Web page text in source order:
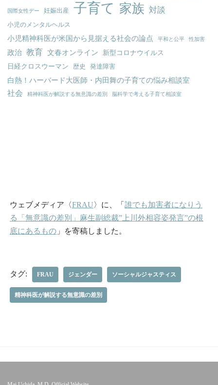
国際女性デー 妊娠出産 子育て 家族 対談
小児のメンタルヘルス
小児精神科医が米国から見据える社会の論点 平和と公平 性加害
政治 教育 文春オンライン
新型コロナウイルス
日経クロスウーマン
歴史 発達障害
白熱！ハーバード大医師・内田舞の子育ての悩み相談室
社会 精神科医が解説する無意識の差別 脳科学で考える子育て相談室
ウェブメディア〈FRAU〉に、「 誰でも加害者になりう
る「無意識の差別」麻生副総裁”上川外相容姿発言”の根
底にあるもの 」を寄稿しました。
タグ: FRAU ジェンダー ソーシャルジャスティス
精神科医が解説する無意識の差別